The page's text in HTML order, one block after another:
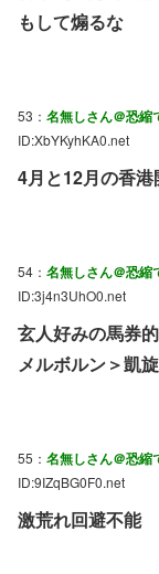
もして煽るな
53： 名無しさん＠恐縮
ID:XbYKyhKA0.net
4月と12月の香
54： 名無しさん＠恐縮
ID:3j4n3UhO0.net
玄人好みの馬券
メルボルン＞凱
55： 名無しさん＠恐縮
ID:9IZqBG0F0.net
激荒れ回避不能